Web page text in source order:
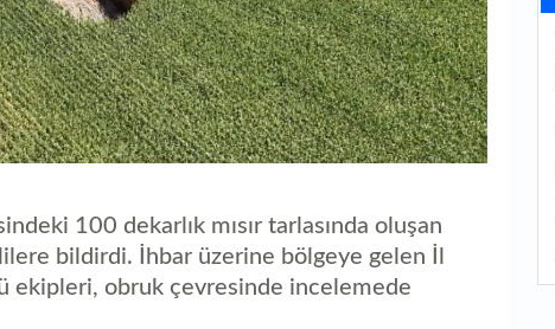
100 dekarlık mısır tarlasında oluşan
bildirdi. İhbar üzerine bölgeye gelen İl
ekipleri, obruk çevresinde incelemede